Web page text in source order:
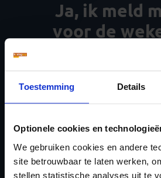
Toestemming Details
Optionele cookies en
We gebruiken cookies en andere
site betrouwbaar te laten werken,
stellen statistische analyses uit te
Ja, ik meld
voor de